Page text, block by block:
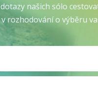
našich sólo
rozhodování o výběru